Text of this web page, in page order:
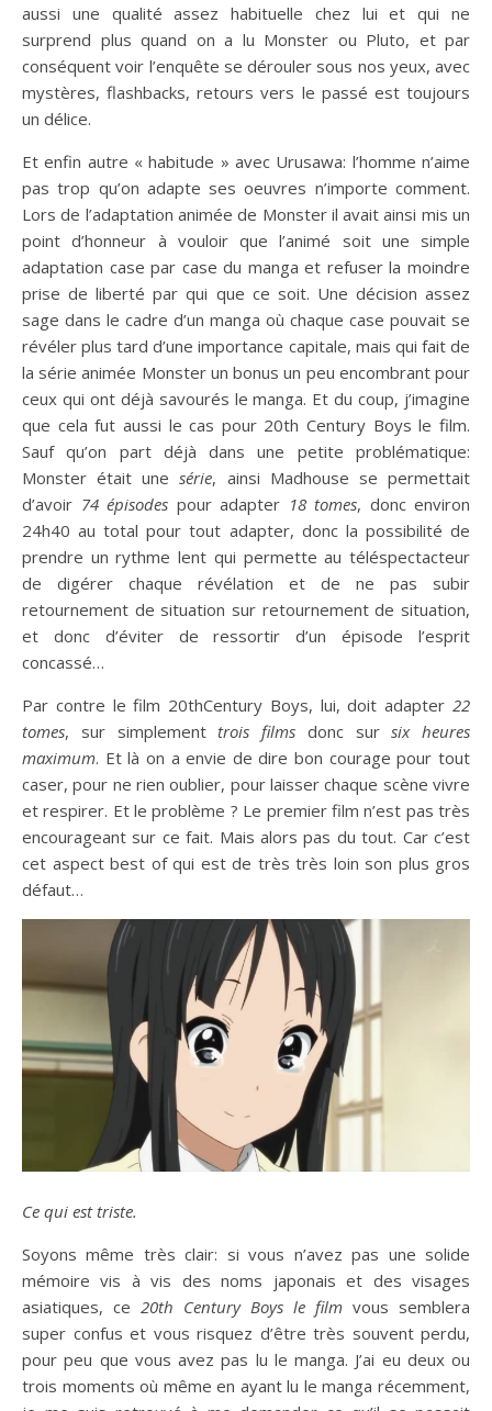
aussi une qualité assez habituelle chez lui et qui ne
surprend plus quand on a lu Monster ou Pluto, et par
conséquent voir l’enquête se dérouler sous nos yeux, avec
mystères, flashbacks, retours vers le passé est toujours
un délice.
Et enfin autre « habitude » avec Urusawa: l’homme n’aime
pas trop qu’on adapte ses oeuvres n’importe comment.
Lors de l’adaptation animée de Monster il avait ainsi mis un
point d’honneur à vouloir que l’animé soit une simple
adaptation case par case du manga et refuser la moindre
prise de liberté par qui que ce soit. Une décision assez
sage dans le cadre d’un manga où chaque case pouvait se
révéler plus tard d’une importance capitale, mais qui fait de
la série animée Monster un bonus un peu encombrant pour
ceux qui ont déjà savourés le manga. Et du coup, j’imagine
que cela fut aussi le cas pour 20th Century Boys le film.
Sauf qu’on part déjà dans une petite problématique:
Monster était unesérie, ainsi Madhouse se permettait
d’avoir 74 épisodes pour adapter 18 tomes, donc environ
24h40 au total pour tout adapter, donc la possibilité de
prendre un rythme lent qui permette au téléspectacteur
de digérer chaque révélation et de ne pas subir
retournement de situation sur retournement de situation,
et donc d’éviter de ressortir d’un épisode l’esprit
concassé…
Par contre le film 20thCentury Boys, lui, doit adapter 22
tomes, sur simplementtrois films donc sursix heures
maximum. Et là on a envie de dire bon courage pour tout
caser, pour ne rien oublier, pour laisser chaque scène vivre
et respirer. Et le problème ? Le premier film n’est pas très
encourageant sur ce fait. Mais alors pas du tout. Car c’est
cet aspect best of qui est de très très loin son plus gros
défaut…
Ce qui est triste.
Soyons même très clair: si vous n’avez pas une solide
mémoire vis à vis des noms japonais et des visages
asiatiques, ce 20th Century Boys le film vous semblera
super confus et vous risquez d’être très souvent perdu,
pour peu que vous avez pas lu le manga. J’ai eu deux ou
trois moments où même en ayant lu le manga récemment,